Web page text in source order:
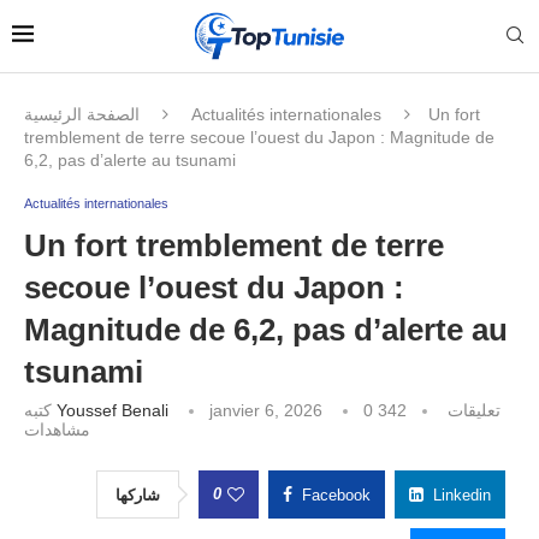
الصفحة الرئيسية Actualités internationales
Un fort
tremblement de terre secoue l’ouest du Japon : Magnitude de
6,2, pas d’alerte au tsunami
Actualités internationales
Un fort tremblement de terre
secoue l’ouest du Japon :
Magnitude de 6,2, pas d’alerte au
tsunami
Youssef Benali janvier 6, 2026 0 تعليقات
342
مشاهدات
شاركها 0 Facebook Linkedin